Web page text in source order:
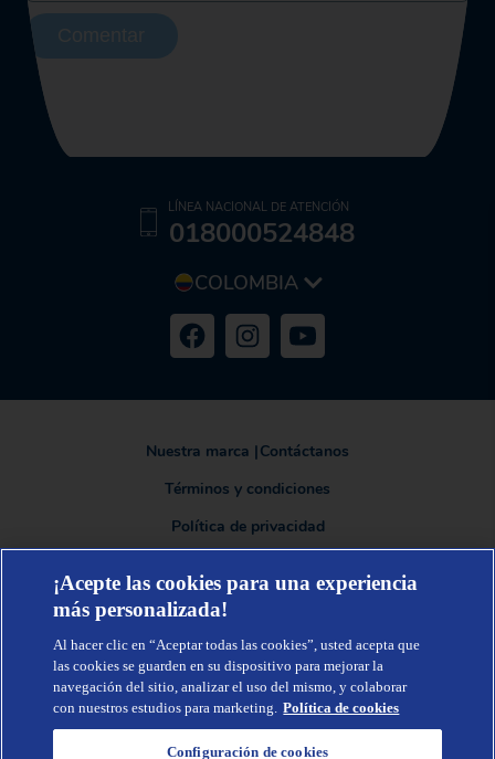
COLOMBIA
LÍNEA NACIONAL DE ATENCIÓN
018000524848
Nuestra marca |Contáctanos
Términos y condiciones
Política de privacidad
TENA®, una marca de Essity - una compañía global líder en higiene y
nuestros productos, servicios y soluciones. Nuestro propósito es romper
barreras por el bienestar en beneficio de consumidores, pacientes,
cuidadores, clientes y la sociedad en general. Vendemos en
aproximadamente 150 países bajo las principales marcas globales TENA y
Tork, así como otras marcas como Actimove, Cutimed, JOBST, Knix,
¡Acepte las cookies para una experiencia
más personalizada!
Al hacer clic en “Aceptar todas las cookies”, usted acepta que
las cookies se guarden en su dispositivo para mejorar la
navegación del sitio, analizar el uso del mismo, y colaborar
con nuestros estudios para marketing. Política de cookies
Configuración de cookies